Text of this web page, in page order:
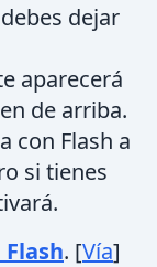
dejar
aparecerá
de arriba.
con Flash a
si tienes
. [Vía]